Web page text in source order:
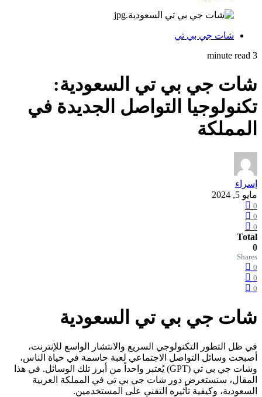
شات جي بي تي
3 minute read
شات جي بي تي السعودية:
تكنولوجيا التواصل الجديدة في
المملكة
إسراء
مايو 5, 2024
0
0
0
Total
0
Shares
0
0
0
شات جي بي تي السعودية
في ظل التطور التكنولوجي السريع والانتشار الواسع للإنترنت،
أصبحت وسائل التواصل الاجتماعي لعبة حاسمة في حياة الناس،
وشات جي بي تي (GPT) يُعتبر واحداً من أبرز تلك الوسائل. في هذا
المقال، سنستعرض دور شات جي بي تي في المملكة العربية
السعودية، وكيفية تأثيره التقني على المستخدمين.